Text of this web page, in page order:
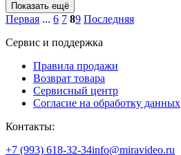
Показать ещё
Первая ... 6 7 89 Последняя
Сервис и поддержка
Правила продажи
Возврат товара
Сервисный центр
Согласие на обработку данных
Контакты:
+7 (993) 618-32-34info@miravideo.ru